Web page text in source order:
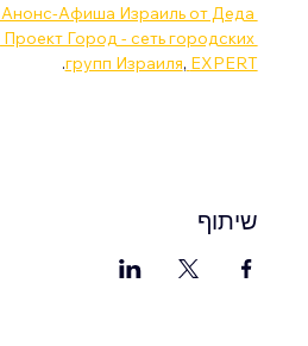
Анонс-Афиша Израиль от Деда
Проект Город - сеть городских
групп Израиля, EXPERT
.
שיתוף